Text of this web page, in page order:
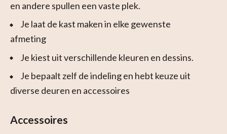
en andere spullen een vaste plek.
Je laat de kast maken in elke gewenste
afmeting
Je kiest uit verschillende kleuren en dessins.
Je bepaalt zelf de indeling en hebt keuze uit
diverse deuren en accessoires
Accessoires